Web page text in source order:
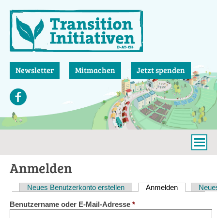
zum
Inhalt
Newsletter Mitmachen Jetzt spenden
Anmelden
Haupt-
Reiter
Neues Benutzerkonto erstellen Anmelden(aktiver
Benutzername oder E-Mail-Adresse *